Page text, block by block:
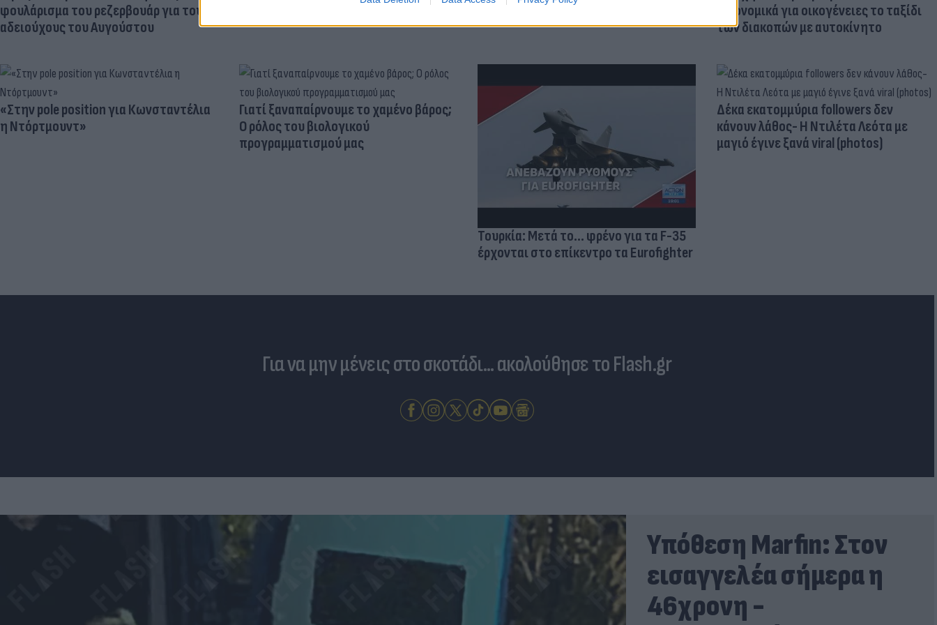
φουλάρισμα του ρεζερβουάρ για τους
αδειούχους του Αυγούστου
οικονομικά για οικογένειες το ταξίδι
των διακοπών με αυτοκίνητο
«Στην pole position για Κωνσταντέλια
η Ντόρτμουντ»
Γιατί ξαναπαίρνουμε το χαμένο βάρος;
Ο ρόλος του βιολογικού
προγραμματισμού μας
Τουρκία: Μετά το... φρένο για τα F-35
έρχονται στο επίκεντρο τα Eurofighter
Δέκα εκατομμύρια followers δεν
κάνουν λάθος- Η Ντιλέτα Λεότα με
μαγιό έγινε ξανά viral (photos)
Για να μην μένεις στο σκοτάδι... ακολούθησε το Flash.gr
Υπόθεση Marfin: Στον
εισαγγελέα σήμερα η
46χρονη -